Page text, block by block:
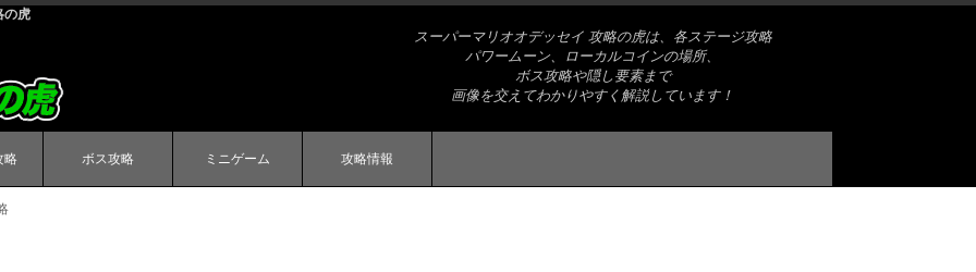
の虎
スーパーマリオオデッセイ 攻略の虎は、各ステージ攻略
パワームーン、ローカルコインの場所、
ボス攻略や隠し要素まで
画像を交えてわかりやすく解説しています！
略 ボス攻略 ミニゲーム 攻略情報